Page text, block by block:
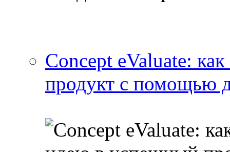
Concept eValuate:
продукт с помощью